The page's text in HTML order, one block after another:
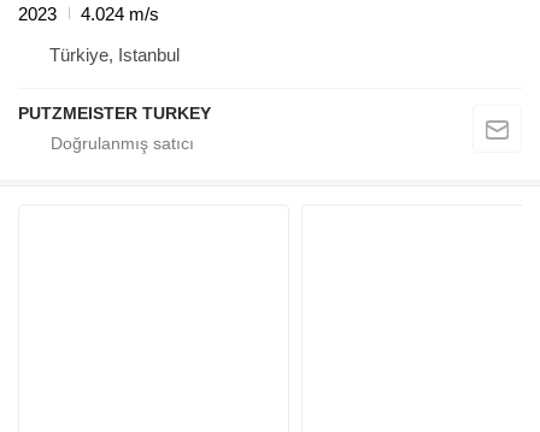
2023
4.024 m/s
Türkiye, Istanbul
PUTZMEISTER TURKEY